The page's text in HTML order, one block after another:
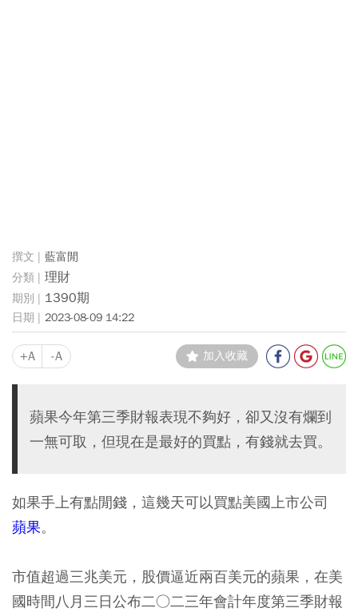
藍富閒
理財
1390期
2023-08-09 14:22
+A -A 加入收藏
蘋果今年第三季財報表現不夠好，卻又沒有爛到
一無可取，但現在是最好的買點，有錢就去買。
如果手上有點閒錢，這幾天可以買點美國上市公司
蘋果。
市值超過三兆美元，股價逼近兩百美元的蘋果，在美
國時間八月三日公布二○二三年會計年度第三季財報